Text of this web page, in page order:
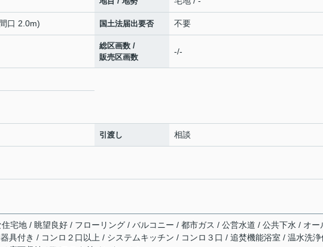
口 2.0m) 国土法届出要否 不要
総区画数 /
販売区画数
-/-
引渡し 相談
宅地 / 眺望良好 / フローリング / バルコニー / 都市ガス / 公営水道 / 公共下水 / オー
具付き / コンロ２口以上 / システムキッチン / コンロ３口 / 追焚機能浴室 / 温水洗浄